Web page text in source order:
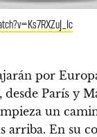
por
desde París y
un
arriba. En su